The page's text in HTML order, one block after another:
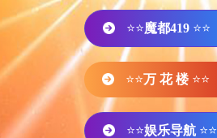
⭐⭐魔都419 ⭐⭐
⭐⭐万 花 楼 ⭐⭐
⭐⭐娱乐导航 ⭐⭐